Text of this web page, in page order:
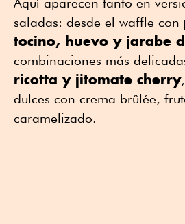
saladas: desde el waffle con
tocino, huevo y jarabe
combinaciones más
ricotta y jitomate cherry
dulces con crema brûlée,
caramelizado.